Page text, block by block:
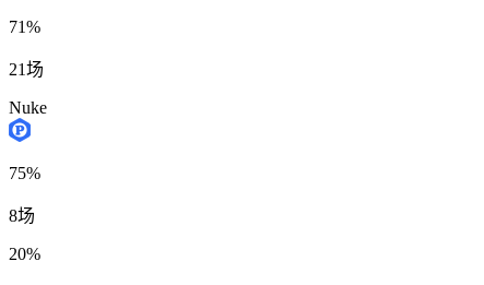
71%
21场
Nuke
75%
8场
20%